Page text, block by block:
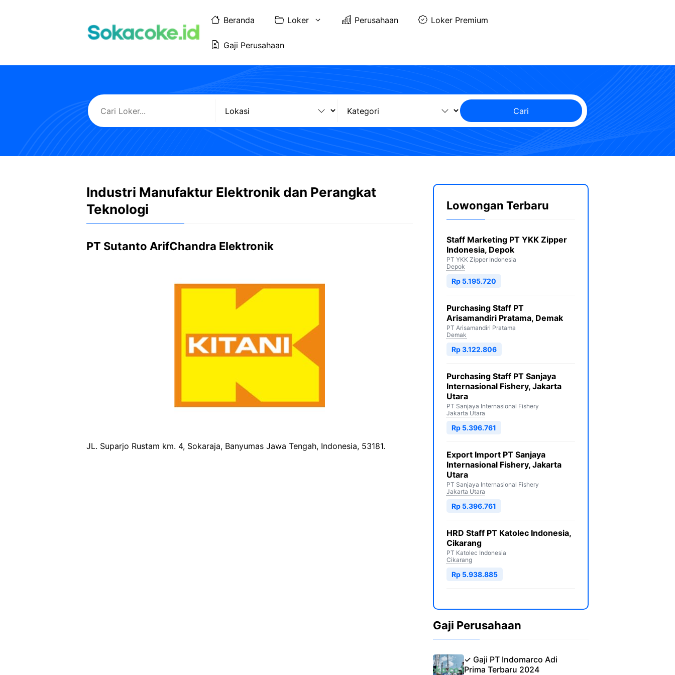
Beranda Loker Perusahaan Loker Premium
Gaji Perusahaan
Cari
Industri Manufaktur Elektronik dan Perangkat
Teknologi
PT Sutanto ArifChandra Elektronik
JL. Suparjo Rustam km. 4, Sokaraja, Banyumas Jawa Tengah, Indonesia, 53181.
Lowongan Terbaru
Staff Marketing PT YKK Zipper
Indonesia, Depok
PT YKK Zipper Indonesia
Depok
Rp 5.195.720
Purchasing Staff PT
Arisamandiri Pratama, Demak
PT Arisamandiri Pratama
Demak
Rp 3.122.806
Purchasing Staff PT Sanjaya
Internasional Fishery, Jakarta
Utara
PT Sanjaya Internasional Fishery
Jakarta Utara
Rp 5.396.761
Export Import PT Sanjaya
Internasional Fishery, Jakarta
Utara
PT Sanjaya Internasional Fishery
Jakarta Utara
Rp 5.396.761
HRD Staff PT Katolec Indonesia,
Cikarang
PT Katolec Indonesia
Cikarang
Rp 5.938.885
Gaji Perusahaan
✓ Gaji PT Indomarco Adi
Prima Terbaru 2024